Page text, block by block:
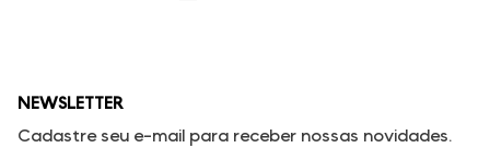
NEWSLETTER
Cadastre seu e-mail para receber nossas novidades.